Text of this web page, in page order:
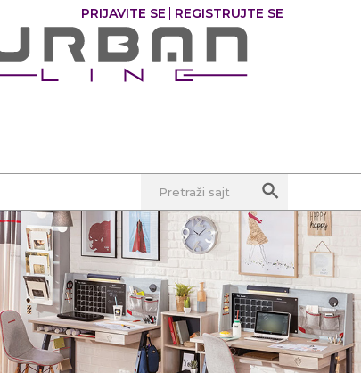
PRIJAVITE SE REGISTRUJTE SE
Pretraži sajt